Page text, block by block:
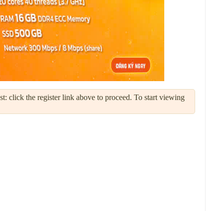
click the register link above to proceed. To start viewing